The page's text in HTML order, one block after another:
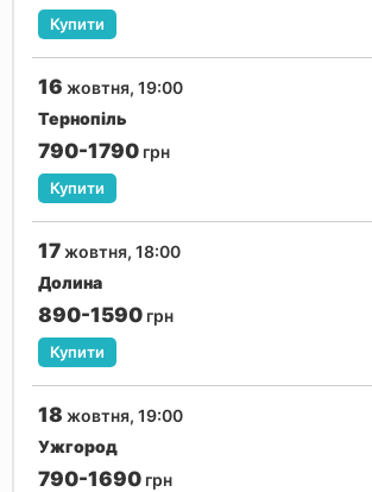
Купити
16 жовтня, 19:00
Тернопіль
790-1790 грн
Купити
17жовтня, 18:00
Долина
890-1590 грн
Купити
18 жовтня, 19:00
Ужгород
790-1690 грн